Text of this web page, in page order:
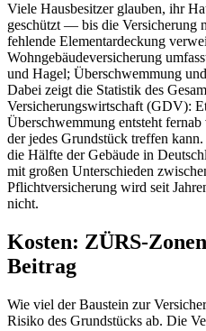
Viele Hausbesitzer glauben, ihr
geschützt — bis die Versicherung
fehlende Elementardeckung
Wohngebäudeversicherung
und Hagel; Überschwemmung
Dabei zeigt die Statistik des
Versicherungswirtschaft (GDV):
Überschwemmung entsteht
der jedes Grundstück treffen
die Hälfte der Gebäude in
mit großen Unterschieden
Pflichtversicherung wird seit
nicht.
Kosten: ZÜRS-
Beitrag
Wie viel der Baustein zur
Risiko des Grundstücks ab. Die